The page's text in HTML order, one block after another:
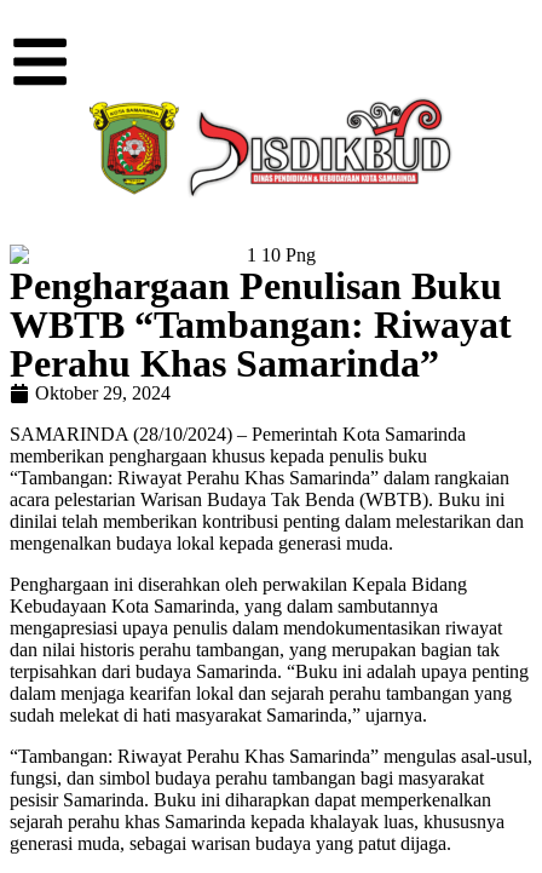
Penghargaan Penulisan Buku
WBTB “Tambangan: Riwayat
Perahu Khas Samarinda”
Oktober 29, 2024
SAMARINDA (28/10/2024) – Pemerintah Kota Samarinda
memberikan penghargaan khusus kepada penulis buku
“Tambangan: Riwayat Perahu Khas Samarinda” dalam rangkaian
acara pelestarian Warisan Budaya Tak Benda (WBTB). Buku ini
dinilai telah memberikan kontribusi penting dalam melestarikan dan
mengenalkan budaya lokal kepada generasi muda.
Penghargaan ini diserahkan oleh perwakilan Kepala Bidang
Kebudayaan Kota Samarinda, yang dalam sambutannya
mengapresiasi upaya penulis dalam mendokumentasikan riwayat
dan nilai historis perahu tambangan, yang merupakan bagian tak
terpisahkan dari budaya Samarinda. “Buku ini adalah upaya penting
dalam menjaga kearifan lokal dan sejarah perahu tambangan yang
sudah melekat di hati masyarakat Samarinda,” ujarnya.
“Tambangan: Riwayat Perahu Khas Samarinda” mengulas asal-usul,
fungsi, dan simbol budaya perahu tambangan bagi masyarakat
pesisir Samarinda. Buku ini diharapkan dapat memperkenalkan
sejarah perahu khas Samarinda kepada khalayak luas, khususnya
generasi muda, sebagai warisan budaya yang patut dijaga.